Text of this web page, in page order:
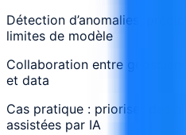
Détection d’anomalies,
limites de modèle
Collaboration entre
et data
Cas pratique : prioriser des
assistées par IA